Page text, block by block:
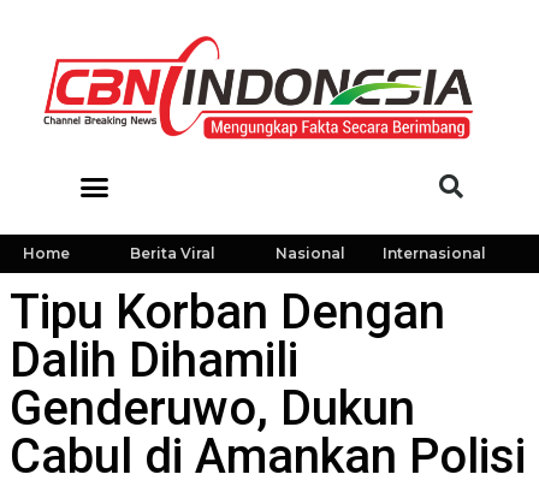
Home Berita Viral Nasional Internasional
Tipu Korban Dengan
Dalih Dihamili
Genderuwo, Dukun
Cabul di Amankan Polisi